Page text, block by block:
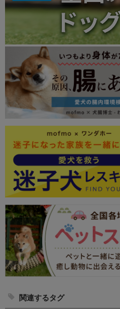
関連するタグ